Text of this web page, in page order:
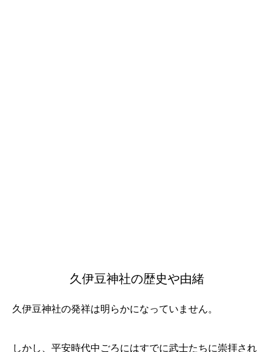
久伊豆神社の歴史や由緒
久伊豆神社の発祥は明らかになっていません。
しかし、平安時代中ごろにはすでに武士たちに崇拝され